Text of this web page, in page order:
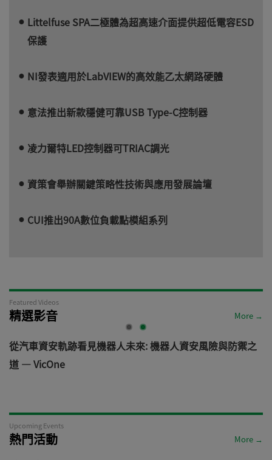
Littelfuse SPA二極體為超高速介面提供超低電容ESD
保護
NI發表適用於LabVIEW的高效能乙太網路硬體
意法推出新款穩健可靠USB Type-C控制器
凌力爾特LED控制器可TRIAC調光
資策會舉辦關鍵策略性技術與應用發展論壇
CUI推出90A數位負載點模組系列
Featured Videos
精選影音 More →
從汽車資安軌跡看見機器人未來: 機器人資安風險與防禦之
道 — VicOne
Upcoming Events
熱門活動 More →